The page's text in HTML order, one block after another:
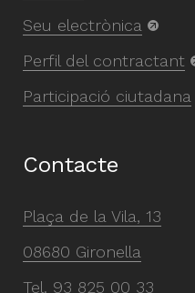
Seu electrònica
Perfil del contractant
Participació ciutadana
Contacte
Plaça de la Vila, 13
08680 Gironella
Tel. 93 825 00 33